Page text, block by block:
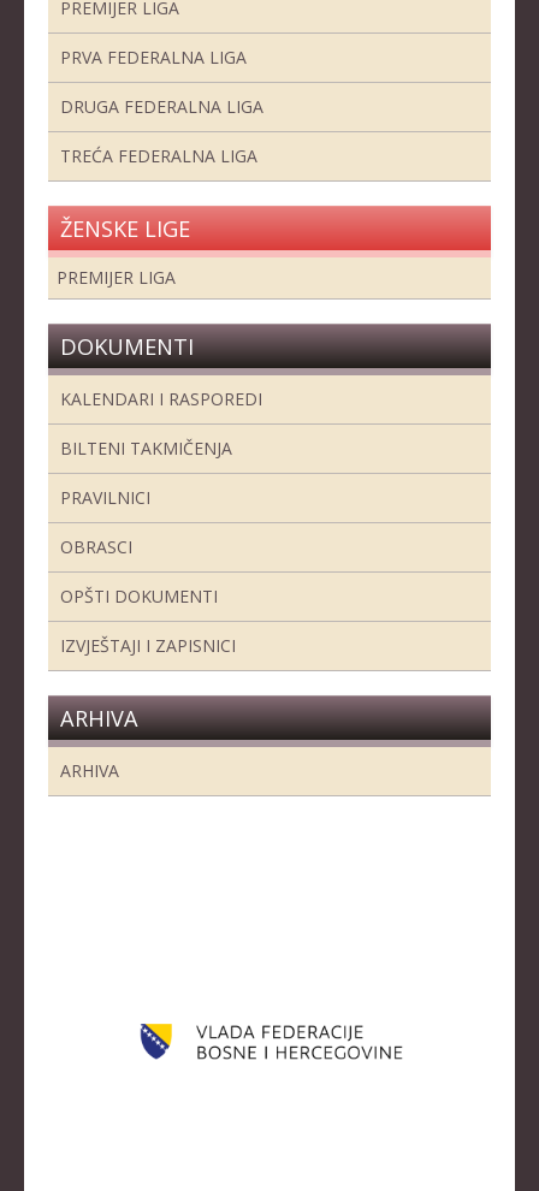
PREMIJER LIGA
PRVA FEDERALNA LIGA
DRUGA FEDERALNA LIGA
TREĆA FEDERALNA LIGA
ŽENSKE LIGE
PREMIJER LIGA
DOKUMENTI
KALENDARI I RASPOREDI
BILTENI TAKMIČENJA
PRAVILNICI
OBRASCI
OPŠTI DOKUMENTI
IZVJEŠTAJI I ZAPISNICI
ARHIVA
ARHIVA